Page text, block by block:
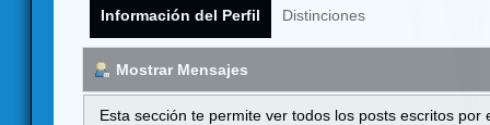
Información del Perfil Distinciones
Mostrar Mensajes
Esta sección te permite ver todos los posts escritos